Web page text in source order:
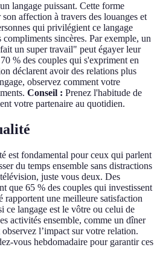
langage puissant. Cette forme
affection à travers des louanges et
qui privilégient ce langage
compliments sincères. Par exemple, un
un super travail" peut égayer leur
% des couples qui s'expriment en
déclarent avoir des relations plus
observez comment votre
Conseil : Prenez l'habitude de
votre partenaire au quotidien.
est fondamental pour ceux qui parlent
du temps ensemble sans distractions
juste vous deux. Des
que 65 % des couples qui investissent
rapportent une meilleure satisfaction
ce langage est le vôtre ou celui de
activités ensemble, comme un dîner
l’impact sur votre relation.
vous hebdomadaire pour garantir ces